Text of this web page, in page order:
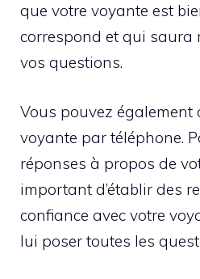
que votre voyante est
correspond et qui saura
vos questions.
Vous pouvez également
voyante par téléphone.
réponses à propos de
important d’établir des
confiance avec votre
lui poser toutes les